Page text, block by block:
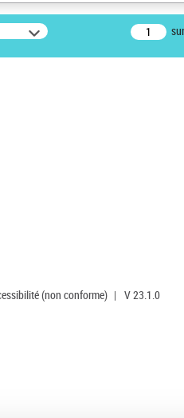
(non conforme) | V 23.1.0